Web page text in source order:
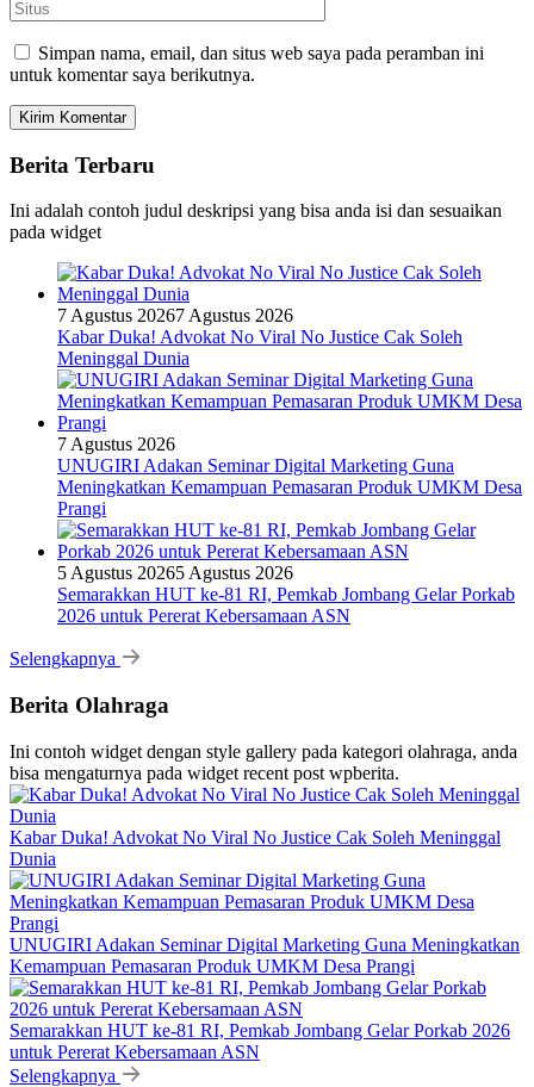
Simpan nama, email, dan situs web saya pada peramban ini
untuk komentar saya berikutnya.
Berita Terbaru
Ini adalah contoh judul deskripsi yang bisa anda isi dan sesuaikan
pada widget
7 Agustus 20267 Agustus 2026
Kabar Duka! Advokat No Viral No Justice Cak Soleh
Meninggal Dunia
7 Agustus 2026
UNUGIRI Adakan Seminar Digital Marketing Guna
Meningkatkan Kemampuan Pemasaran Produk UMKM Desa
Prangi
5 Agustus 20265 Agustus 2026
Semarakkan HUT ke-81 RI, Pemkab Jombang Gelar Porkab
2026 untuk Pererat Kebersamaan ASN
Selengkapnya
Berita Olahraga
Ini contoh widget dengan style gallery pada kategori olahraga, anda
bisa mengaturnya pada widget recent post wpberita.
Kabar Duka! Advokat No Viral No Justice Cak Soleh Meninggal
Dunia
UNUGIRI Adakan Seminar Digital Marketing Guna Meningkatkan
Kemampuan Pemasaran Produk UMKM Desa Prangi
Semarakkan HUT ke-81 RI, Pemkab Jombang Gelar Porkab 2026
untuk Pererat Kebersamaan ASN
Selengkapnya